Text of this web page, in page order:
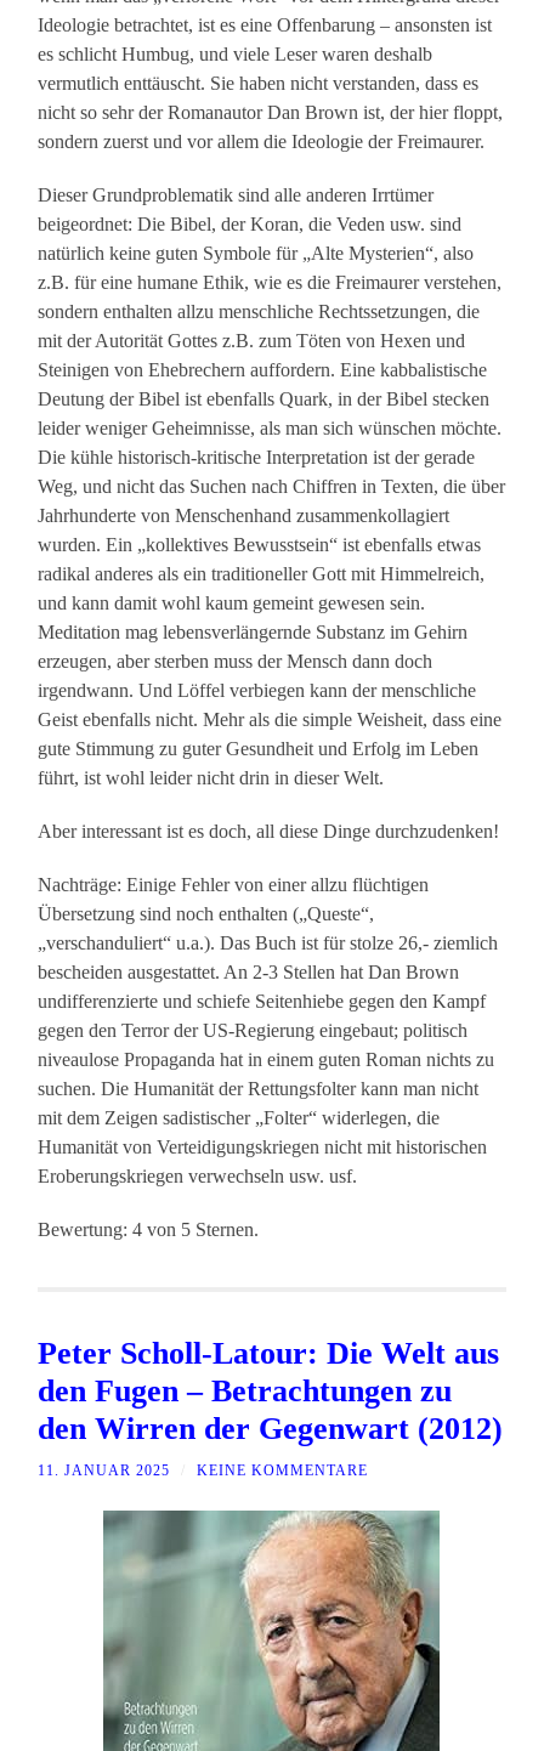
Ideologie betrachtet, ist es eine Offenbarung – ansonsten ist
es schlicht Humbug, und viele Leser waren deshalb
vermutlich enttäuscht. Sie haben nicht verstanden, dass es
nicht so sehr der Romanautor Dan Brown ist, der hier floppt,
sondern zuerst und vor allem die Ideologie der Freimaurer.
Dieser Grundproblematik sind alle anderen Irrtümer
beigeordnet: Die Bibel, der Koran, die Veden usw. sind
natürlich keine guten Symbole für „Alte Mysterien“, also
z.B. für eine humane Ethik, wie es die Freimaurer verstehen,
sondern enthalten allzu menschliche Rechtssetzungen, die
mit der Autorität Gottes z.B. zum Töten von Hexen und
Steinigen von Ehebrechern auffordern. Eine kabbalistische
Deutung der Bibel ist ebenfalls Quark, in der Bibel stecken
leider weniger Geheimnisse, als man sich wünschen möchte.
Die kühle historisch-kritische Interpretation ist der gerade
Weg, und nicht das Suchen nach Chiffren in Texten, die über
Jahrhunderte von Menschenhand zusammenkollagiert
wurden. Ein „kollektives Bewusstsein“ ist ebenfalls etwas
radikal anderes als ein traditioneller Gott mit Himmelreich,
und kann damit wohl kaum gemeint gewesen sein.
Meditation mag lebensverlängernde Substanz im Gehirn
erzeugen, aber sterben muss der Mensch dann doch
irgendwann. Und Löffel verbiegen kann der menschliche
Geist ebenfalls nicht. Mehr als die simple Weisheit, dass eine
gute Stimmung zu guter Gesundheit und Erfolg im Leben
führt, ist wohl leider nicht drin in dieser Welt.
Aber interessant ist es doch, all diese Dinge durchzudenken!
Nachträge: Einige Fehler von einer allzu flüchtigen
Übersetzung sind noch enthalten („Queste“,
„verschanduliert“ u.a.). Das Buch ist für stolze 26,- ziemlich
bescheiden ausgestattet. An 2-3 Stellen hat Dan Brown
undifferenzierte und schiefe Seitenhiebe gegen den Kampf
gegen den Terror der US-Regierung eingebaut; politisch
niveaulose Propaganda hat in einem guten Roman nichts zu
suchen. Die Humanität der Rettungsfolter kann man nicht
mit dem Zeigen sadistischer „Folter“ widerlegen, die
Humanität von Verteidigungskriegen nicht mit historischen
Eroberungskriegen verwechseln usw. usf.
Bewertung: 4 von 5 Sternen.
Peter Scholl-Latour: Die Welt aus
den Fugen – Betrachtungen zu
den Wirren der Gegenwart (2012)
11. JANUAR 2025 KEINE KOMMENTARE